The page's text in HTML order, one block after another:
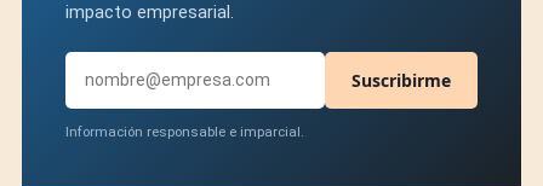
impacto empresarial.
Suscribirme
Información responsable e imparcial.